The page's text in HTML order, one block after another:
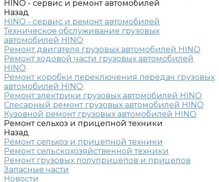
HINO - сервис и ремонт автомобилей
Назад
HINO - сервис и ремонт автомобилей
Техническое обслуживание грузовых
автомобилей HINO
Ремонт двигателя грузовых автомобилей HINO
Ремонт ходовой части грузовых автомобилей
HINO
Ремонт коробки переключения передач грузовых
автомобилей HINO
Ремонт электрики грузовых автомобилей HINO
Слесарный ремонт грузовых автомобилей HINO
Кузовной ремонт грузовых автомобилей HINO
Ремонт сельхоз и прицепной техники
Назад
Ремонт сельхоз и прицепной техники
Ремонт сельскохозяйственной техники
Ремонт грузовых полуприцепов и прицепов
Запасные части
Новости